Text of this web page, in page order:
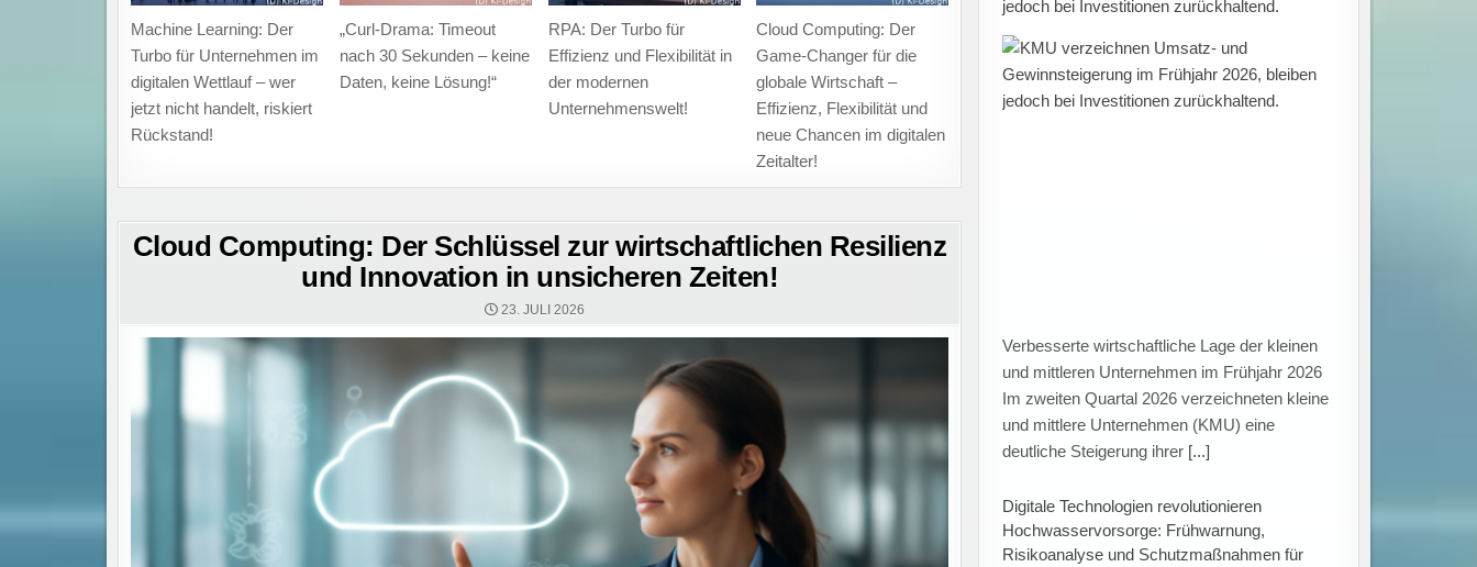
Machine Learning: Der
Turbo für Unternehmen im
digitalen Wettlauf – wer
jetzt nicht handelt, riskiert
Rückstand!
„Curl-Drama: Timeout
nach 30 Sekunden – keine
Daten, keine Lösung!“
RPA: Der Turbo für
Effizienz und Flexibilität in
der modernen
Unternehmenswelt!
Cloud Computing: Der
Game-Changer für die
globale Wirtschaft –
Effizienz, Flexibilität und
neue Chancen im digitalen
Zeitalter!
Cloud Computing: Der Schlüssel zur wirtschaftlichen Resilienz
und Innovation in unsicheren Zeiten!
23. JULI 2026
smartere Städte.
Digitale Technologien stärken die
Hochwasservorsorge bei Starkregen
Hochwasser und Starkregen führen
zunehmend zu Schäden an Gebäuden,
Verkehrswegen und technischer Infrastruktur.
Wasserknappheit in Berlin-Brandenburg: TU
Berlin erforscht nachhaltige Lösungen für